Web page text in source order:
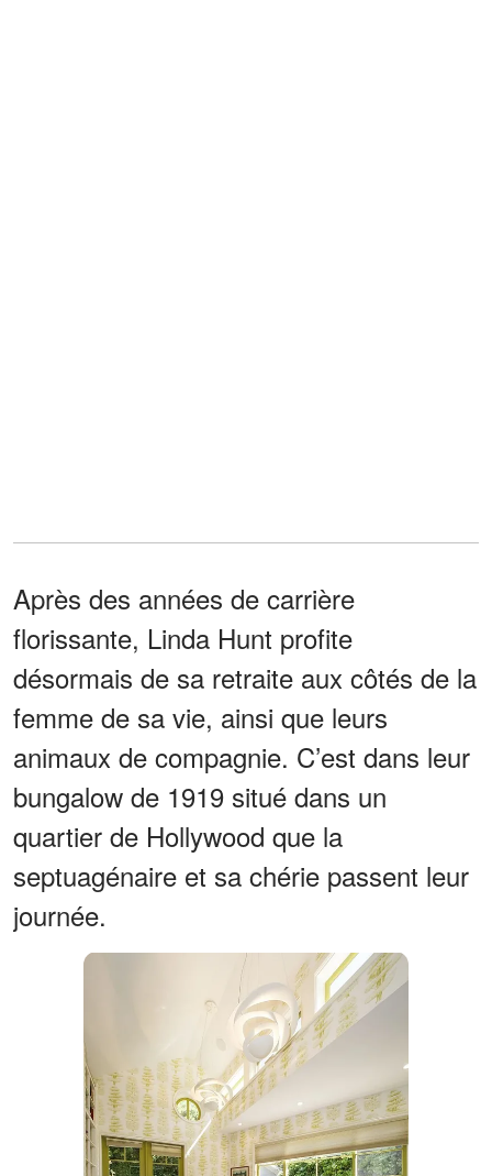
Après des années de carrière
florissante, Linda Hunt profite
désormais de sa retraite aux côtés de la
femme de sa vie, ainsi que leurs
animaux de compagnie. C’est dans leur
bungalow de 1919 situé dans un
quartier de Hollywood que la
septuagénaire et sa chérie passent leur
journée.